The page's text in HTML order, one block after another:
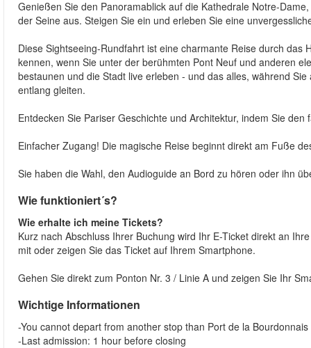
Genießen Sie den Panoramablick auf die Kathedrale Notre-
der Seine aus. Steigen Sie ein und erleben Sie eine
Diese Sightseeing-Rundfahrt ist eine charmante Reise durch
kennen, wenn Sie unter der berühmten Pont Neuf und anderen
bestaunen und die Stadt live erleben - und das alles, während
entlang gleiten.
Entdecken Sie Pariser Geschichte und Architektur, indem Sie
Einfacher Zugang! Die magische Reise beginnt direkt am Fuße
Sie haben die Wahl, den Audioguide an Bord zu hören oder ihn
Wie funktioniert´s?
Wie erhalte ich meine Tickets?
Kurz nach Abschluss Ihrer Buchung wird Ihr E-Ticket direkt an
mit oder zeigen Sie das Ticket auf Ihrem Smartphone.
Gehen Sie direkt zum Ponton Nr. 3 / Linie A und zeigen Sie Ihr
Wichtige Informationen
-You cannot depart from another stop than Port de la Bourdonnais
-Last admission: 1 hour before closing